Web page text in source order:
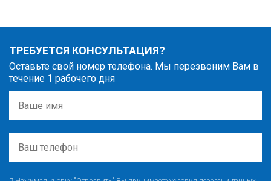
ТРЕБУЕТСЯ КОНСУЛЬТАЦИЯ?
Оставьте свой номер телефона. Мы перезвоним Вам в
течение 1 рабочего дня